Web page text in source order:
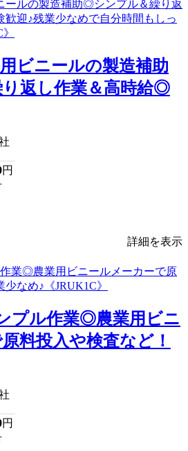
ビニールの製造補助
返し作業＆高時給◎
円
詳細を表示
プル作業◎農業用ビニ
料投入や検査など！
円